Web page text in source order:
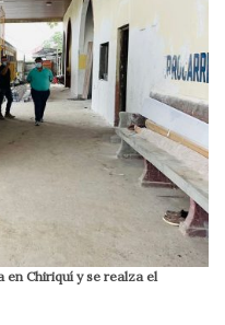
Chiriquí y se realza el